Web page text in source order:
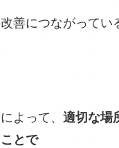
善につながってい
よって、 適切な場
とで